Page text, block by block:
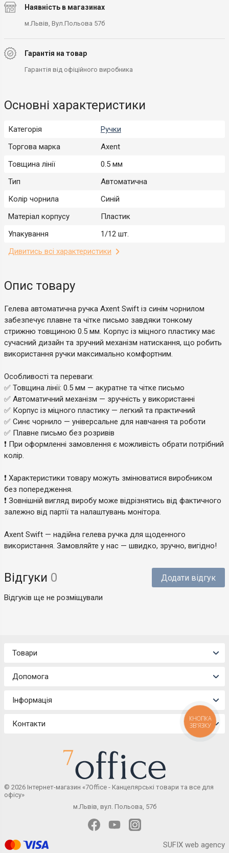
Наявність в магазинах
м.Львів, Вул.Польова 57б
Гарантія на товар
Гарантія від офіційного виробника
Основні характеристики
Категорія
Ручки
Торгова марка
Axent
Товщина лінії
0.5 мм
Тип
Автоматична
Колір чорнила
Синій
Матеріал корпусу
Пластик
Упакування
1/12 шт.
Дивитись всі характеристики
Опис товару
Гелева автоматична ручка Axent Swift із синім чорнилом
забезпечує плавне та чітке письмо завдяки тонкому
стрижню товщиною 0.5 мм. Корпус із міцного пластику має
сучасний дизайн та зручний механізм натискання, що робить
використання ручки максимально комфортним.
Особливості та переваги:
✅ Товщина лінії: 0.5 мм — акуратне та чітке письмо
✅ Автоматичний механізм — зручність у використанні
✅ Корпус із міцного пластику — легкий та практичний
✅ Синє чорнило — універсальне для навчання та роботи
✅ Плавне письмо без розривів
❗ При оформленні замовлення є можливість обрати потрібний
колір.
❗ Характеристики товару можуть змінюватися виробником
без попередження.
❗ Зовнішній вигляд виробу може відрізнятись від фактичного
залежно від партії та налаштувань монітора.
Axent Swift — надійна гелева ручка для щоденного
використання. Замовляйте у нас — швидко, зручно, вигідно!
Відгуки 0 Додати відгук
Відгуків ще не розміщували
Товари
Допомога
Інформація
Контакти
© 2026 Інтернет-магазин «7Office - Канцелярські товари та все для
офісу»
м.Львів, вул. Польова, 57б
SUFIX web agency
КНОПКА
ЗВ'ЯЗКУ